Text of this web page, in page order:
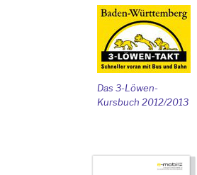
Das 3-Löwen-
Kursbuch 2012/2013